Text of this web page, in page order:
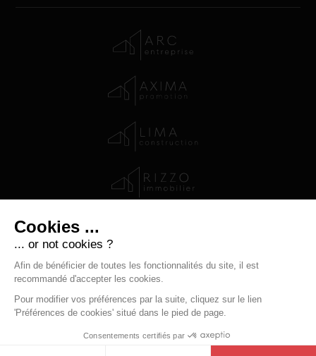
Mentions légales-Données personnelles-Contact
Boondooa Creations